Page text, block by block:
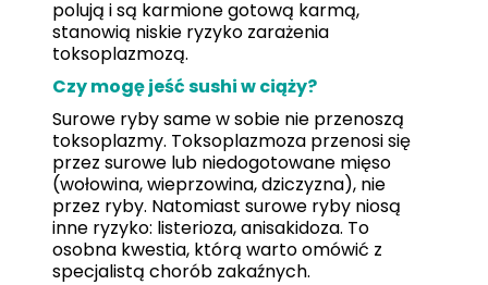
polują i są karmione gotową karmą,
stanowią niskie ryzyko zarażenia
toksoplazmozą.
Czy mogę jeść sushi w ciąży?
Surowe ryby same w sobie nie przenoszą
toksoplazmy. Toksoplazmoza przenosi się
przez surowe lub niedogotowane mięso
(wołowina, wieprzowina, dziczyzna), nie
przez ryby. Natomiast surowe ryby niosą
inne ryzyko: listerioza, anisakidoza. To
osobna kwestia, którą warto omówić z
specjalistą chorób zakaźnych.